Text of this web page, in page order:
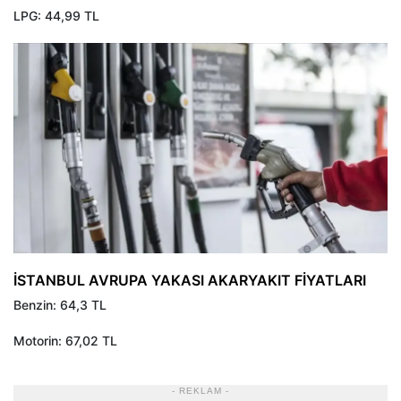
LPG: 44,99 TL
İSTANBUL AVRUPA YAKASI AKARYAKIT FİYATLARI
Benzin: 64,3 TL
Motorin: 67,02 TL
- REKLAM -